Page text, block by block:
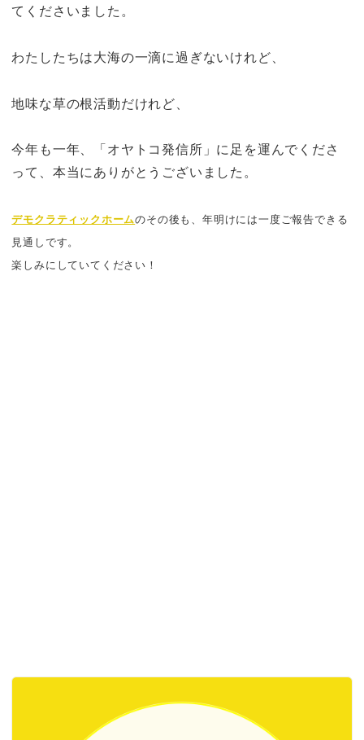
てくださいました。
わたしたちは大海の一滴に過ぎないけれど、
地味な草の根活動だけれど、
今年も一年、「オヤトコ発信所」に足を運んでくださ
って、本当にありがとうございました。
デモクラティックホームのその後も、年明けには一度ご報告できる
見通しです。
楽しみにしていてください！